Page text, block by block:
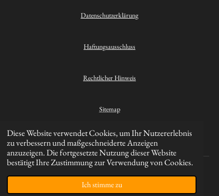
Diese Website verwendet Cookies, um Ihr Nutzererlebnis
zu verbessern und maßgeschneiderte Anzeigen
anzuzeigen. Die fortgesetzte Nutzung dieser Website
bestätigt Ihre Zustimmung zur Verwendung von Cookies.
Ich stimme zu
Datenschutzerklärung
Haftungsausschluss
Rechtlicher Hinweis
Sitemap
Kontakt
© 2023 - 2026 Hikinghero.de
Mit Unterstützung vonWebador